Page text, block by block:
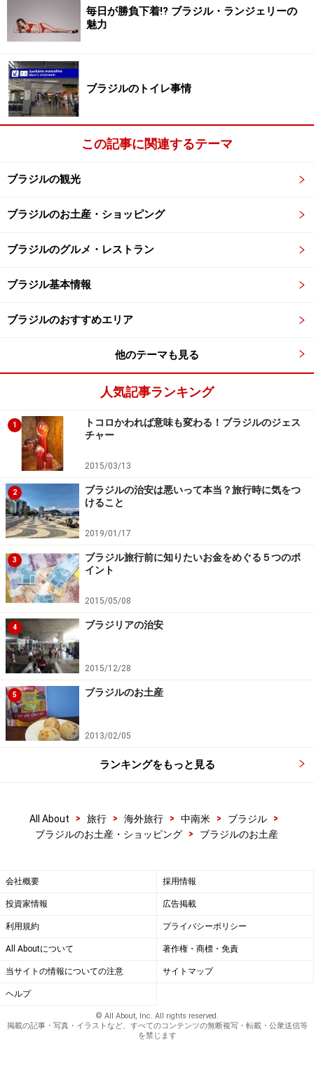
のチョコレートが入っているものもあります。箱入りの
チョコレートはひとつずつ包装されているので、職場で
円）。箱入りボンボンは、サンパウロのグアリューリョ
ス空港(Aeroporto de Guarulhos)の免税店にもあります。
帰国直前でも購入できそうですね。
高級感のある店構えです。店内でチョコやコーヒーの飲食も
できます
ルチョコを買いたいという方には、こちらのお店、
コペ
ンハーゲン（Kopenhagen）がお勧めです。主要な空港
や、たいていのショッピングモールにテナントが入って
います。冷蔵ショーケースに飾られているボンボンも美
味しそうですが、お土産には日持ちする箱入りを選びま
しょう。
冷蔵庫で冷やしていただくのが、お勧めの食べ方です
右の画像は、マシュマロが入った4種類のチョコレート
のセットです。60年も作り続けられているお菓子だそう
です。パッケージに「マシュマロ」とありますが、粘度
の高いクリームといったほうがいいかもしれません。コ
コナッツ（coco、ココ）、パッションフルーツ
（maracuja、マラクジャ）といったブラジルらしいフレ
ーバーも入っていてお勧めです。
パッションフルーツのチョコレートを切ってみるとこん
レートは果実の種入りです。日本のお菓子で、果物の種
も使っているものには、あまりお目にかかれないですよ
ね。種もちゃんと食べられます。価格はチョコレート4
個入りで一箱26レアルほど（約1300円）です。
>> 次のページでは、大人向けのお土産を紹介します
※記事内容は執筆時点のものです。最新の内容をご確認くださ
い。
毎日が勝負下着!? ブラジル・ランジェリーの
魅力
ブラジルのトイレ事情
この記事に関連するテーマ
ブラジルの観光
ブラジルのお土産・ショッピング
ブラジルのグルメ・レストラン
ブラジル基本情報
ブラジルのおすすめエリア
他のテーマも見る
人気記事ランキング
1
トコロかわれば意味も変わる！ブラジルのジェス
チャー
2015/03/13
2
ブラジルの治安は悪いって本当？旅行時に気をつ
けること
2019/01/17
3
ブラジル旅行前に知りたいお金をめぐる５つのポ
イント
2015/05/08
4 ブラジリアの治安
2015/12/28
5 ブラジルのお土産
2013/02/05
ランキングをもっと見る
All About > 旅行 > 海外旅行 > 中南米 > ブラジル
>
ブラジルのお土産・ショッピング
> ブラジルのお土産
会社概要 採用情報
投資家情報 広告掲載
利用規約 プライバシーポリシー
All Aboutについて 著作権・商標・免責
当サイトの情報についての注意 サイトマップ
ヘルプ
© All About, Inc. All rights reserved.
掲載の記事・写真・イラストなど、すべてのコンテンツの無断複写・転載・公衆送信等
を禁じます